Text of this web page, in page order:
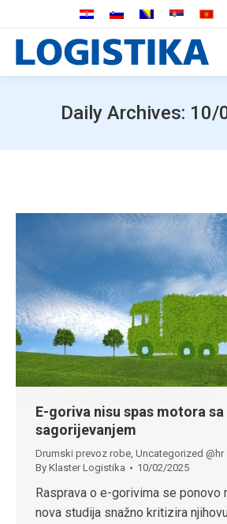
Daily Archives: 10/
E-goriva nisu spas motora
sagorijevanjem
Drumski prevoz robe, Uncategorized @hr
By Klaster Logistika 10/02/2025
Rasprava o e-gorivima se ponovo
nova studija snažno kritizira